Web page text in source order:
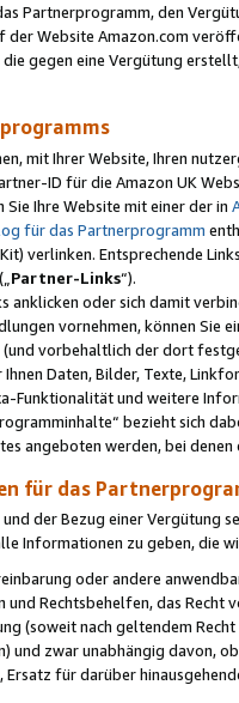
Partnerprogramm, den
Website Amazon.com
die gegen eine Vergütung
mit Ihrer Website, Ihren
ID für die Amazon UK
Sie Ihre Website mit einer der in
für das Partnerprogramm
verlinken. Entsprechende
Partner-Links“).
anklicken oder sich damit
vornehmen, können Sie
(und vorbehaltlich der dort
Daten, Bilder, Texte,
Funktionalität und weitere
bezieht sich
angeboten werden, bei
für das
der Bezug einer Vergütung
Informationen zu geben, die
oder andere
und Rechtsbehelfen, das
(soweit nach geltendem
und zwar unabhängig davon,
Ersatz für darüber